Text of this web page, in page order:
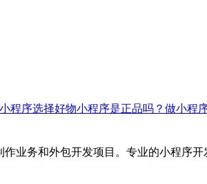
程序选择好物小程序是正品吗？ 做小程
业务和外包开发项目。专业的小程序开